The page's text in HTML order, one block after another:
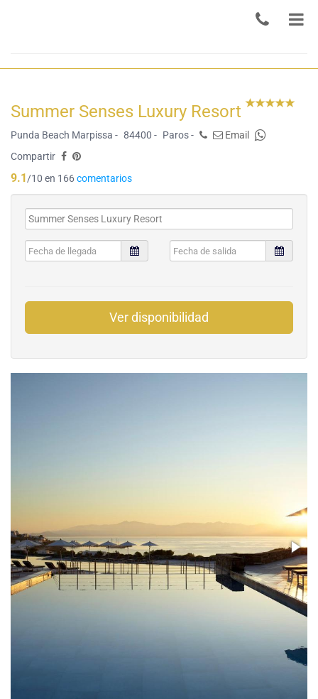
Summer Senses Luxury Resort
Punda Beach Marpissa - 84400 - Paros -
Email
Compartir
9.1/10 en 166comentarios
Ver disponibilidad